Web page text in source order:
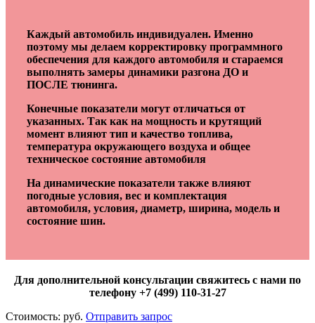
Каждый автомобиль индивидуален. Именно
поэтому мы делаем корректировку программного
обеспечения для каждого автомобиля и стараемся
выполнять замеры динамики разгона ДО и
ПОСЛЕ тюнинга.
Конечные показатели могут отличаться от
указанных. Так как на мощность и крутящий
момент влияют тип и качество топлива,
температура окружающего воздуха и общее
техническое состояние автомобиля
На динамические показатели также влияют
погодные условия, вес и комплектация
автомобиля, условия, диаметр, ширина, модель и
состояние шин.
Для дополнительной консультации свяжитесь с нами по
телефону +7 (499) 110-31-27
Стоимость: руб. Отправить запрос